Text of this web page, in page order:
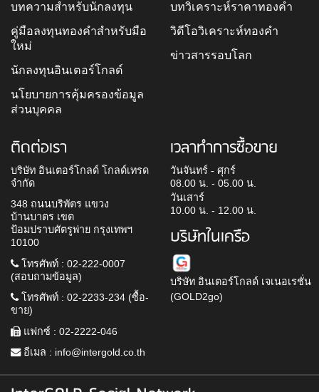
บทความสำหรับนักลงทุน
คู่มือลงทุนทองคำสำหรับมือ
ใหม่
นักลงทุนอินเตอร์โกลด์
นโยบายการคุ้มครองข้อมูล
ส่วนบุคคล
บทวิเคราะห์ราคาทองคำ
วิดีโอวิเคราะห์ทองคำ
ข่าวสารรอบโลก
ติดต่อเรา
บริษัท อินเตอร์โกลด์ โกลด์เทรด
จำกัด
348 ถนนบริพัตร แขวง
บ้านบาตร เขต
ป้อมปราบศัตรูพ่าย กรุงเทพฯ
10100
โทรศัพท์ : 02-222-0007
(สอบถามข้อมูล)
โทรศัพท์ : 02-2233-234 (ซื้อ-
ขาย)
แฟกซ์ : 02-2222-046
อีเมล : info@intergold.co.th
เวลาทำการซื้อขาย
วันจันทร์ - ศุกร์
08.00 น. - 05.00 น.
วันเสาร์
10.00 น. - 12.00 น.
บริษัทในเครือ
บริษัท อินเตอร์โกลด์ เจเนอเรชั่น
(GOLD2go)